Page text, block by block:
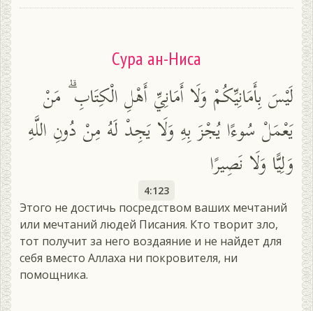
Сура ан-Ниса
لَيْسَ بِأَمَانِيِّكُمْ وَلَا أَمَانِيِّ أَهْلِ الْكِتَابِ ۗ مَنْ
يَعْمَلْ سُوءًا يُجْزَ بِهِ وَلَا يَجِدْ لَهُ مِنْ دُونِ اللَّهِ
وَلِيًّا وَلَا نَصِيرًا
4:123
Этого не достичь посредством ваших мечтаний
или мечтаний людей Писания. Кто творит зло,
тот получит за него воздаяние и не найдет для
себя вместо Аллаха ни покровителя, ни
помощника.